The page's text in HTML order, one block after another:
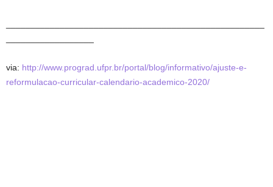
via: http://www.prograd.ufpr.br/portal/blog/informativo/ajuste-e-
reformulacao-curricular-calendario-academico-2020/